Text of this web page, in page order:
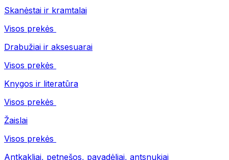
Skanėstai ir kramtalai
Visos prekės
Drabužiai ir aksesuarai
Visos prekės
Knygos ir literatūra
Visos prekės
Žaislai
Visos prekės
Antkakliai, petnešos, pavadėliai, antsnukiai